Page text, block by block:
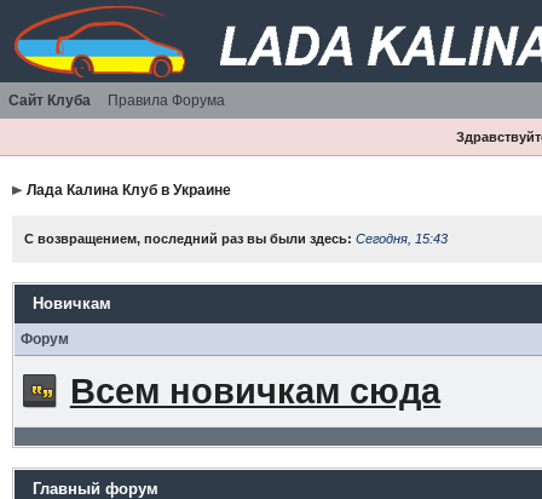
Сайт Клуба Правила Форума
Лада Калина Клуб в Украине
С возвращением, последний раз вы были здесь: Сегодня, 15:43
Новичкам
Форум
Всем новичкам сюда
Главный форум